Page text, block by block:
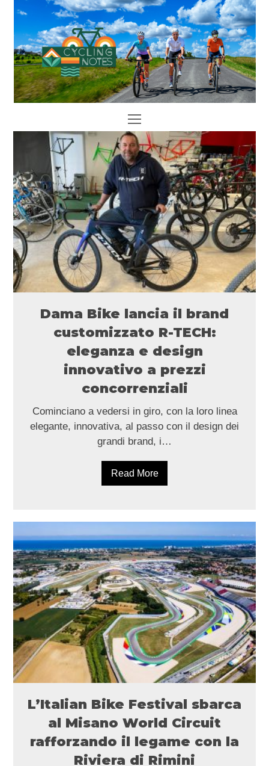
Open
Mobile
Menu
Dama Bike lancia il brand
customizzato R-TECH:
eleganza e design
innovativo a prezzi
concorrenziali
Cominciano a vedersi in giro, con la loro linea
elegante, innovativa, al passo con il design dei
grandi brand, i…
Read More
L’Italian Bike Festival sbarca
al Misano World Circuit
rafforzando il legame con la
Riviera di Rimini